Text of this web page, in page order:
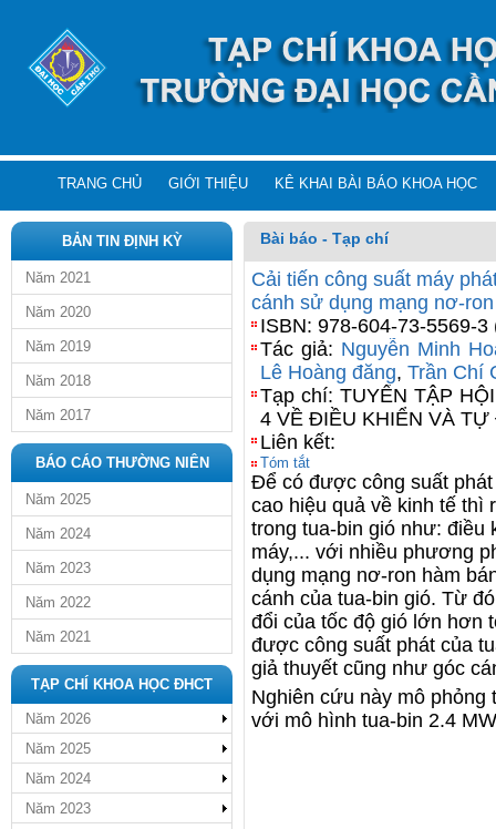
TRANG CHỦ GIỚI THIỆU KÊ KHAI BÀI BÁO KHOA HỌC
BẢN TIN ĐỊNH KỲ
Năm 2021
Năm 2020
Năm 2019
Năm 2018
Năm 2017
BÁO CÁO THƯỜNG NIÊN
Năm 2025
Năm 2024
Năm 2023
Năm 2022
Năm 2021
TẠP CHÍ KHOA HỌC ĐHCT
Năm 2026
Năm 2025
Năm 2024
Năm 2023
Bài báo - Tạp chí
Cải tiến công suất máy
cánh sử dụng mạng nơ-
ISBN: 978-604-73-5569-
Tác giả: Nguyễn Minh
Lê Hoàng đăng, Trần Chí
Tạp chí: TUYỂN TẬP
4 VỀ ĐIỀU KHIỂN VÀ
Liên kết:
Tóm tắt
Để có được công suất
cao hiệu quả về kinh tế thì
trong tua-bin gió như: điều
máy,... với nhiều phương
dụng mạng nơ-ron hàm
cánh của tua-bin gió. Từ
đổi của tốc độ gió lớn hơn
được công suất phát của
giả thuyết cũng như góc
Nghiên cứu này mô
với mô hình tua-bin 2.4 MW